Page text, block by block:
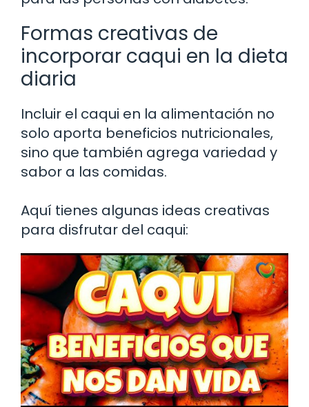
Formas creativas de
incorporar caqui en la dieta
diaria
Incluir el caqui en la alimentación no
solo aporta beneficios nutricionales,
sino que también agrega variedad y
sabor a las comidas.
Aquí tienes algunas ideas creativas
para disfrutar del caqui: